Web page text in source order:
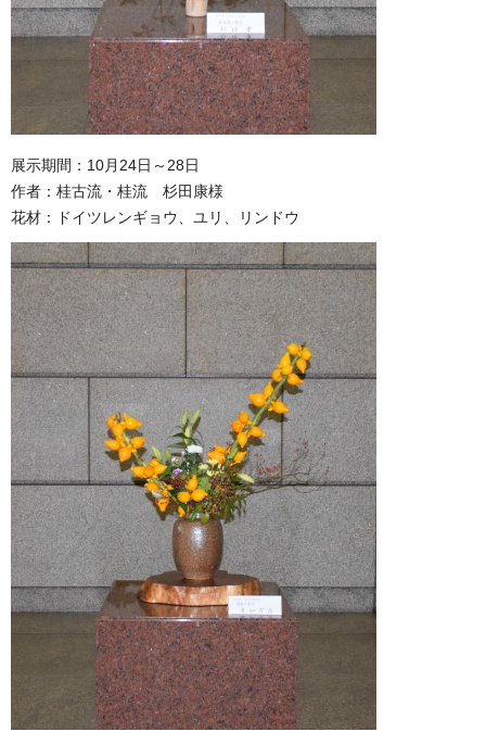
展示期間：10月24日～28日
作者：桂古流・桂流 杉田康様
花材：ドイツレンギョウ、ユリ、リンドウ